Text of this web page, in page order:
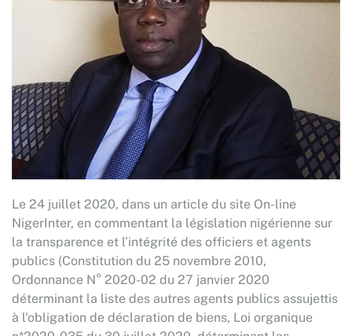
Le 24 juillet 2020, dans un article du site On-line
NigerInter, en commentant la législation nigérienne sur
la transparence et l’intégrité des officiers et agents
publics (Constitution du 25 novembre 2010,
Ordonnance N° 2020-02 du 27 janvier 2020
déterminant la liste des autres agents publics assujettis
à l'obligation de déclaration de biens, Loi organique